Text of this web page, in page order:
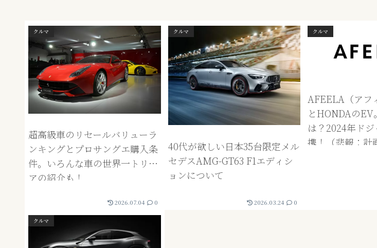
クルマ
超高級車のリセールバリューラ
ンキングとプロサングエ購入条
件。いろんな車の世界一トリビ
アの紹介も！
2026.07.04 0
クルマ
40代が欲しい日本35台限定メル
セデスAMG-GT63 F1エディシ
ョンについて
2026.03.24 0
クルマ
AFEELA（アフ
とHONDAのEV
は？2024年ド
携！（悲報：計
クルマ